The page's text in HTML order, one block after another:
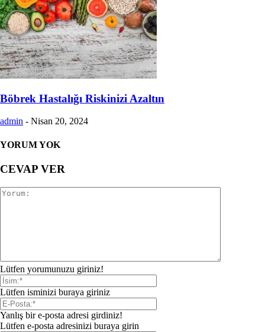
Böbrek Hastalığı Riskinizi Azaltın
admin - Nisan 20, 2024
YORUM YOK
CEVAP VER
Lütfen yorumunuzu giriniz!
Lütfen isminizi buraya giriniz
Yanlış bir e-posta adresi girdiniz!
Lütfen e-posta adresinizi buraya girin